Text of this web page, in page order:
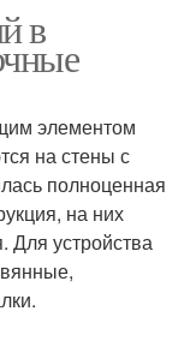
в
элементом
на стены с
полноценная
на них
Для устройства